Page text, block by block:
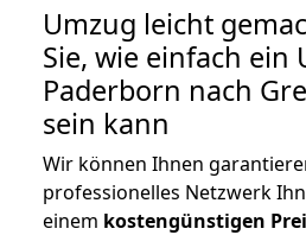
Umzug leicht
Sie, wie einfach ein
Paderborn nach
sein kann
Wir können Ihnen
professionelles Netzwerk
einem kostengünstigen